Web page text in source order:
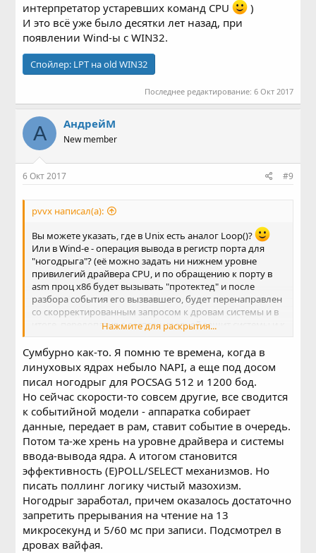
интерпретатор устаревших команд CPU
)
И это всё уже было десятки лет назад, при
появлении Wind-ы c WIN32.
Спойлер: LPT на old WIN32
Последнее редактирование: 6 Окт 2017
А АндрейМ
New member
6 Окт 2017 #9
pvvx написал(а):
Вы можете указать, где в Unix есть аналог Loop()?
Или в Wind-е - операция вывода в регистр порта для
"ногодрыга"? (её можно задать ни нижнем уровне
привилегий драйвера CPU, и по обращению к порту в
аsm проц x86 будет вызывать "протектед" и после
разбора события его вызвавшего, будет перенаправлен
со скорректированным запросом к дровам системы и в
итоге, перелопатив с десяток уровней защит системы и к
из виртуального порта. Можете всё это проверить с
отмершим LPT портом
)
Нажмите для раскрытия...
Сумбурно как-то. Я помню те времена, когда в
линуховых ядрах небыло NAPI, а еще под досом
писал ногодрыг для POCSAG 512 и 1200 бод.
Но сейчас скорости-то совсем другие, все сводится
к событийной модели - аппаратка собирает
данные, передает в рам, ставит событие в очередь.
Потом та-же хрень на уровне драйвера и системы
ввода-вывода ядра. А итогом становится
эффективность (E)POLL/SELECT механизмов. Но
писать поллинг логику чистый мазохизм.
Ногодрыг заработал, причем оказалось достаточно
запретить прерывания на чтение на 13
микросекунд и 5/60 мс при записи. Подсмотрел в
дровах вайфая.